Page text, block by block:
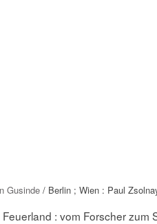
Gusinde / Berlin ; Wien : Paul
: vom Forscher zum